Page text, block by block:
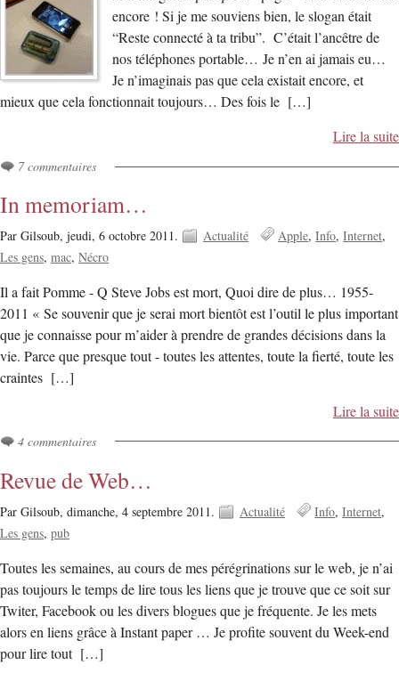
encore ! Si je me souviens bien, le slogan était
“Reste connecté à ta tribu”. C’était l’ancêtre de
nos téléphones portable… Je n’en ai jamais eu…
Je n’imaginais pas que cela existait encore, et
mieux que cela fonctionnait toujours… Des fois le […]
Lire la suite
7 commentaires
In memoriam…
Par Gilsoub, jeudi, 6 octobre 2011. Actualité Apple Info Internet
Les gens mac Nécro
Il a fait Pomme - Q Steve Jobs est mort, Quoi dire de plus… 1955-
2011 « Se souvenir que je serai mort bientôt est l’outil le plus important
que je connaisse pour m’aider à prendre de grandes décisions dans la
vie. Parce que presque tout - toutes les attentes, toute la fierté, toute les
craintes […]
Lire la suite
4 commentaires
Revue de Web…
Par Gilsoub, dimanche, 4 septembre 2011. Actualité Info Internet
Les gens pub
Toutes les semaines, au cours de mes pérégrinations sur le web, je n’ai
pas toujours le temps de lire tous les liens que je trouve que ce soit sur
Twiter, Facebook ou les divers blogues que je fréquente. Je les mets
alors en liens grâce à Instant paper … Je profite souvent du Week-end
pour lire tout […]